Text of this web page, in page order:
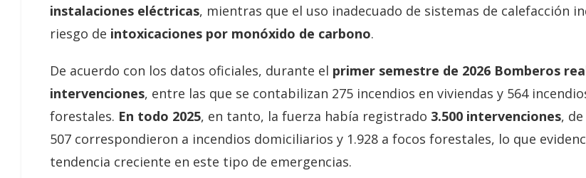
instalaciones eléctricas, mientras que el uso inadecuado de sistemas de calefacción
riesgo de intoxicaciones por monóxido de carbono.
De acuerdo con los datos oficiales, durante el primer semestre de 2026 Bomberos
intervenciones, entre las que se contabilizan 275 incendios en viviendas y 564
forestales. En todo 2025, en tanto, la fuerza había registrado 3.500 intervenciones,
507 correspondieron a incendios domiciliarios y 1.928 a focos forestales, lo que
tendencia creciente en este tipo de emergencias.